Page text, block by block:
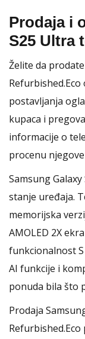
Prodaja i
S25 Ultra
Želite da
postavljanja
kupaca i
informacije o
procenu
Samsung
stanje uređaja.
memorijska
AMOLED 2X
funkcionalnost
AI funkcije i
ponuda bila što
Prodaja